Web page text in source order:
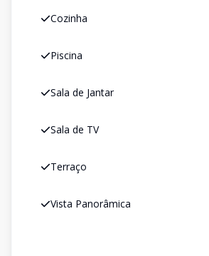
Cozinha
Piscina
Sala de Jantar
Sala de TV
Terraço
Vista Panorâmica